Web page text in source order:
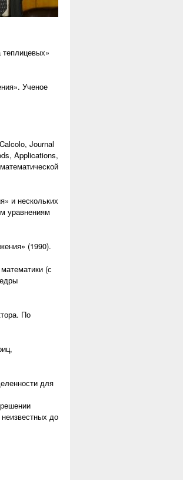
Ученое
Journal
Applications,
и нескольких
уравнениям
(1990).
(с
По
для
до